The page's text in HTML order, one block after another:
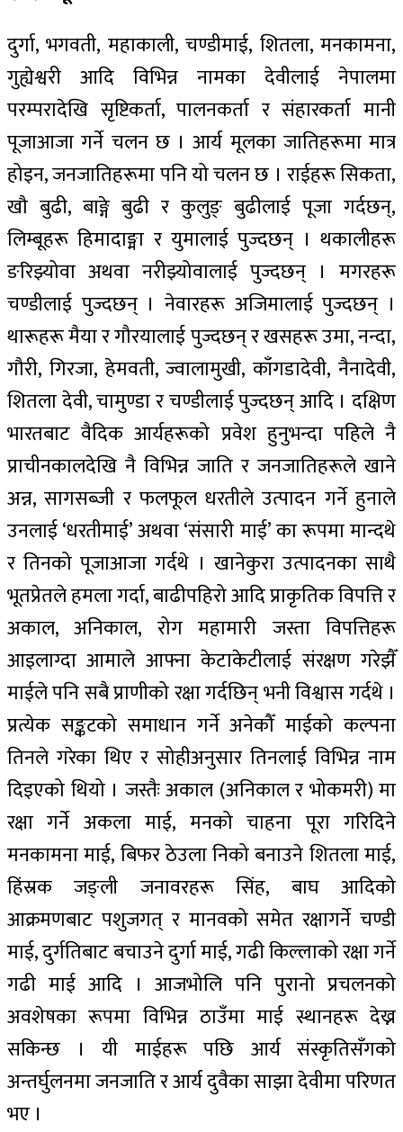
दुर्गा, भगवती, महाकाली, चण्डीमाई, शितला, मनकामना,
गुह्येश्वरी आदि विभिन्न नामका देवीलाई नेपालमा
परम्परादेखि सृष्टिकर्ता, पालनकर्ता र संहारकर्ता मानी
पूजाआजा गर्ने चलन छ । आर्य मूलका जातिहरूमा मात्र
होइन, जनजातिहरूमा पनि यो चलन छ । राईहरू सिकता,
खौ बुढी, बाङ्गे बुढी र कुलुङ् बुढीलाई पूजा गर्दछन्,
लिम्बूहरू हिमादाङ्मा र युमालाई पुज्दछन् । थकालीहरू
ङरिझ्योवा अथवा नरीझ्योवालाई पुज्दछन् । मगरहरू
चण्डीलाई पुज्दछन् । नेवारहरू अजिमालाई पुज्दछन् ।
थारूहरू मैया र गौरयालाई पुज्दछन् र खसहरू उमा, नन्दा,
गौरी, गिरजा, हेमवती, ज्वालामुखी, काँगडादेवी, नैनादेवी,
शितला देवी, चामुण्डा र चण्डीलाई पुज्दछन् आदि । दक्षिण
भारतबाट वैदिक आर्यहरूको प्रवेश हुनुभन्दा पहिले नै
प्राचीनकालदेखि नै विभिन्न जाति र जनजातिहरूले खाने
अन्न, सागसब्जी र फलफूल धरतीले उत्पादन गर्ने हुनाले
उनलाई ‘धरतीमाई’ अथवा ‘संसारी माई’ का रूपमा मान्दथे
र तिनको पूजाआजा गर्दथे । खानेकुरा उत्पादनका साथै
भूतप्रेतले हमला गर्दा, बाढीपहिरो आदि प्राकृतिक विपत्ति र
अकाल, अनिकाल, रोग महामारी जस्ता विपत्तिहरू
आइलाग्दा आमाले आफ्ना केटाकेटीलाई संरक्षण गरेझैँ
माईले पनि सबै प्राणीको रक्षा गर्दछिन् भनी विश्वास गर्दथे ।
प्रत्येक सङ्कटको समाधान गर्ने अनेकौँ माईको कल्पना
तिनले गरेका थिए र सोहीअनुसार तिनलाई विभिन्न नाम
दिइएको थियो । जस्तैः अकाल (अनिकाल र भोकमरी) मा
रक्षा गर्ने अकला माई, मनको चाहना पूरा गरिदिने
मनकामना माई, बिफर ठेउला निको बनाउने शितला माई,
हिंस्रक जङ्ली जनावरहरू सिंह, बाघ आदिको
आक्रमणबाट पशुजगत् र मानवको समेत रक्षागर्ने चण्डी
माई, दुर्गतिबाट बचाउने दुर्गा माई, गढी किल्लाको रक्षा गर्ने
गढी माई आदि । आजभोलि पनि पुरानो प्रचलनको
अवशेषका रूपमा विभिन्न ठाउँमा माई स्थानहरू देख्न
सकिन्छ । यी माईहरू पछि आर्य संस्कृतिसँगको
अन्तर्घुलनमा जनजाति र आर्य दुवैका साझा देवीमा परिणत
भए ।